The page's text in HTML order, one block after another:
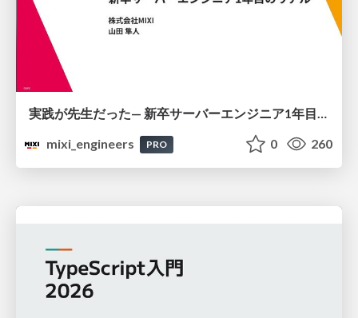
実践が先生だった— 新卒サーバーエンジニア1年目のリアル
mixi_engineers
PRO 0 260